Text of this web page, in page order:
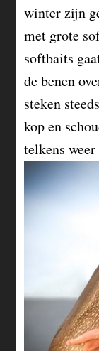
winter zijn
met grote
softbaits
de benen
steken
kop en
telkens